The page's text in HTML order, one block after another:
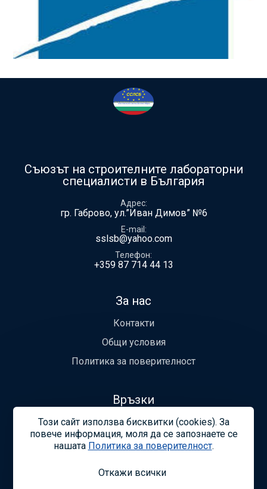
За нас
Контакти
Общи условия
Политика за поверителност
Връзки
Устав
Легитимност
Съюзът на строителните лабораторни
специалисти в България
Адрес
гр. Габрово, ул.”Иван Димов” №6
E-mail
sslsb@yahoo.com
Телефон
+359 87 714 44 13
Този сайт използва бисквитки (cookies). За
повече информация, моля да се запознаете се
нашaтa Политика за поверителност.
Откажи всички